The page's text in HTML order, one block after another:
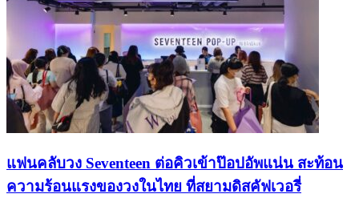
แฟนคลับวง Seventeen ต่อคิวเข้าป๊อปอัพแน่น สะท้อน
ความร้อนแรงของวงในไทย ที่สยามดิสคัฟเวอรี่